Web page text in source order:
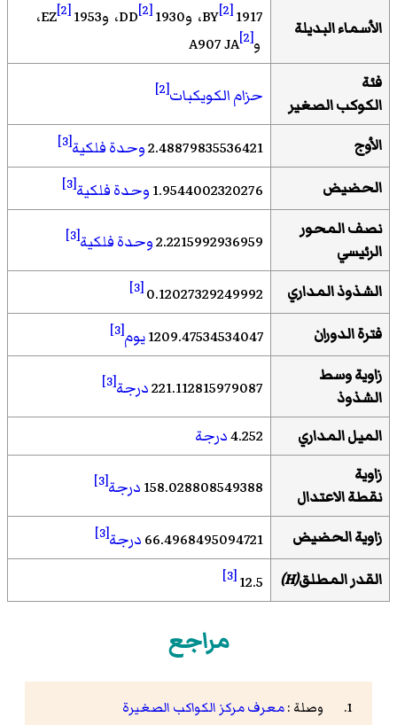
الأسماء البديلة 1917 BY
[2] ، و1930 DD [2] ، و1953 EZ [2]
،
وA907 JA[2]
فئة
الكوكب الصغير
حزام الكويكبات[2]
الأوج 2.48879835536421وحدة فلكية[3]
الحضيض 1.9544002320276وحدة فلكية[3]
نصف المحور
الرئيسي
2.2215992936959وحدة فلكية[3]
الشذوذ المداري 0.12027329249992
[3]
فترة الدوران 1209.47534534047يوم[3]
زاوية وسط
الشذوذ
221.112815979087درجة[3]
الميل المداري 4.252درجة
زاوية
نقطة الاعتدال
158.028808549388درجة[3]
زاوية الحضيض 66.4968495094721درجة[3]
القدر المطلق(H)
12.5
[3]
مراجع
وصلة :معرف مركز الكواكب الصغيرة